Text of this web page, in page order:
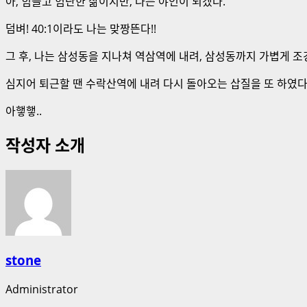
덤벼! 40:1이라도 나는 맞짱뜬다!!
그 후, 나는 삼성동을 지나쳐 역삼역에 내려, 삼성동까지 가볍게 조
심지어 퇴근할 땐 수락산역에 내려 다시 돌아오는 삽질을 또 하였
아햏햏..
작성자 소개
stone
Administrator